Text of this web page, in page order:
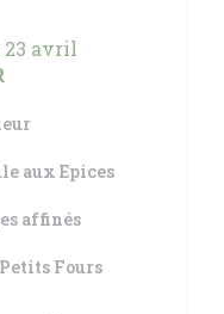
23 avril
aux Epices
affinés
Fours